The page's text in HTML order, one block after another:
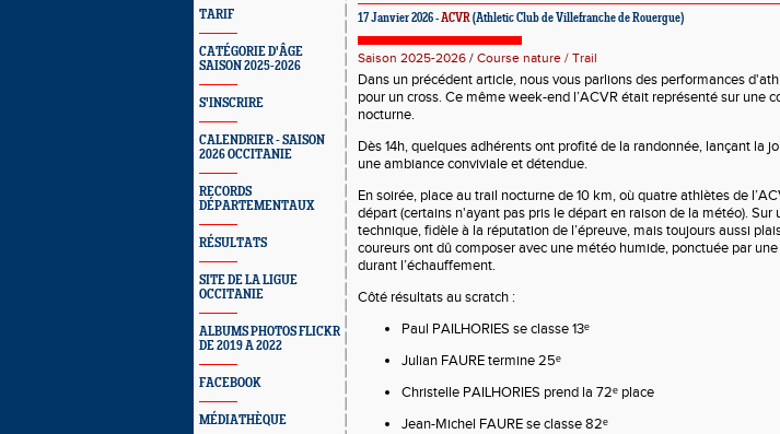
TARIF
CATÉGORIE D'ÂGE
SAISON 2025-2026
S'INSCRIRE
CALENDRIER - SAISON
2026 OCCITANIE
RECORDS
DÉPARTEMENTAUX
RÉSULTATS
SITE DE LA LIGUE
OCCITANIE
ALBUMS PHOTOS FLICKR
DE 2019 A 2022
FACEBOOK
MÉDIATHÈQUE
17 Janvier 2026 -ACVR(Athletic Club de Villefranche de Rouergue)
Saison 2025-2026 / Course nature / Trail
Dans un précédent article, nous vous parlions des performances
pour un cross. Ce même week-end l’ACVR était représenté sur une
nocturne.
Dès14h, quelques adhérents ont profité de la randonnée, lançant la
une ambiance conviviale et détendue.
En soirée, place autrail nocturne de 10 km, oùquatre athlètes de
départ (certains n'ayant pas pris le départ en raison de la météo). Sur
technique, fidèle à la réputation de l’épreuve, mais toujours aussi
coureurs ont dû composer avec une météo humide, ponctuée par
durant l’échauffement.
Côté résultats au scratch :
Paul PAILHORIES se classe13ᵉ
Julian FAUREtermine25ᵉ
Christelle PAILHORIES prend la 72ᵉ place
Jean-Michel FAUREse classe82ᵉ